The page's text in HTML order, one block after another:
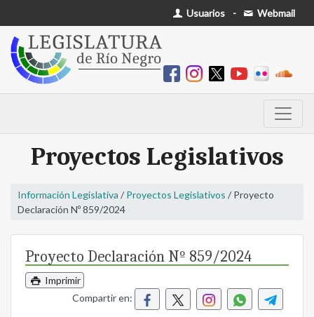
Usuarios - Webmail
Proyectos Legislativos
Información Legislativa / Proyectos Legislativos / Proyecto
Declaración Nº 859/2024
Proyecto Declaración Nº 859/2024
Imprimir
Compartir en: